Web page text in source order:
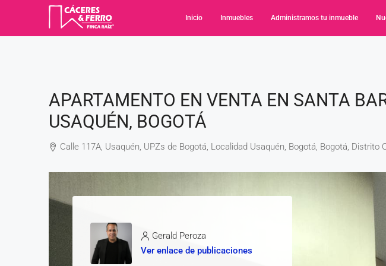
Inicio Inmuebles Administramos tu inmueble
APARTAMENTO EN VENTA EN SANTA
USAQUÉN, BOGOTÁ
Calle 117A, Usaquén, UPZs de Bogotá, Localidad Usaquén, Bogotá, Bogotá, Distrito
Gerald Peroza
Ver enlace de publicaciones